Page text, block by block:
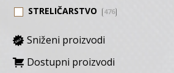
STRELIČARSTVO 476
Sniženi proizvodi
Dostupni proizvodi